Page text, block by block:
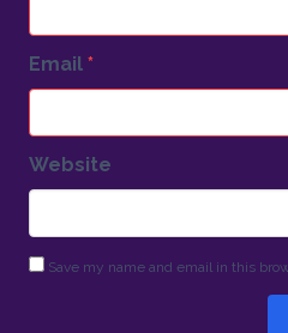
Email *
Website
Save my name and email in this